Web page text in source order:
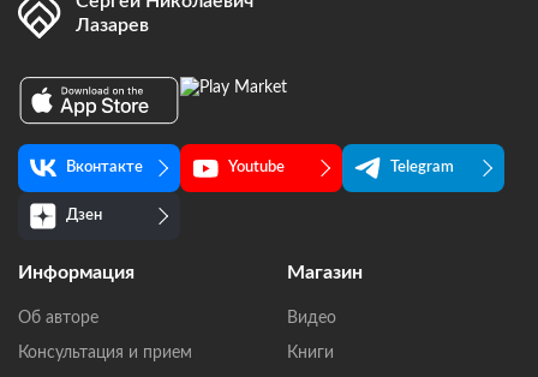
Лазарев
Вконтакте Youtube Telegram
Дзен
Информация
Об авторе
Консультация и прием
Магазин
Видео
Книги